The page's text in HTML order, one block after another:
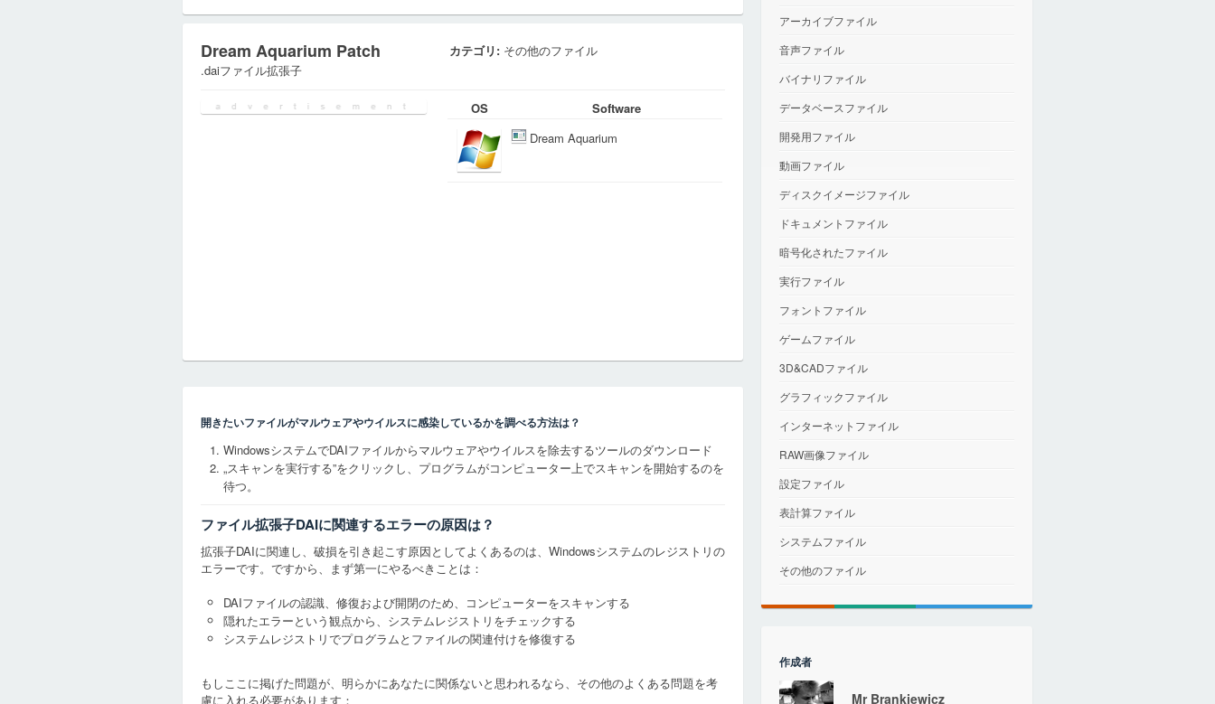
Dream Aquarium Patch
.daiファイル拡張子
カテゴリ: その他のファイル
OS
Software
Dream Aquarium
開きたいファイルがマルウェアやウイルスに感染しているかを調べる方法は？
WindowsシステムでDAIファイルからマルウェアやウイルスを除去するツールのダウンロード
„スキャンを実行する”をクリックし、プログラムがコンピューター上でスキャンを開始するのを
待つ。
ファイル拡張子DAIに関連するエラーの原因は？
拡張子DAIに関連し、破損を引き起こす原因としてよくあるのは、Windowsシステムのレジストリの
エラーです。ですから、まず第一にやるべきことは：
DAIファイルの認識、修復および開閉のため、コンピューターをスキャンする
隠れたエラーという観点から、システムレジストリをチェックする
システムレジストリでプログラムとファイルの関連付けを修復する
もしここに掲げた問題が、明らかにあなたに関係ないと思われるなら、その他のよくある問題を考
慮に入れる必要があります：
アーカイブファイル
音声ファイル
バイナリファイル
データベースファイル
開発用ファイル
動画ファイル
ディスクイメージファイル
ドキュメントファイル
暗号化されたファイル
実行ファイル
フォントファイル
ゲームファイル
3D&CADファイル
グラフィックファイル
インターネットファイル
RAW画像ファイル
設定ファイル
表計算ファイル
システムファイル
その他のファイル
作成者
Mr Brankiewicz